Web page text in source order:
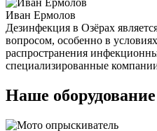
Иван Ермолов
Дезинфекция в Озёрах
вопросом, особенно в
распространения
специализированные
Наше оборудование